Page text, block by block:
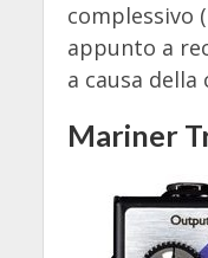
complessivo
appunto a
a causa della
Mariner